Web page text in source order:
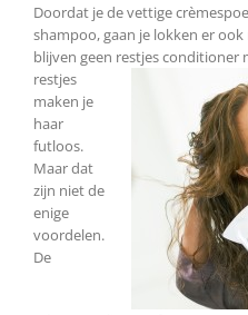
Doordat je de vettige
shampoo, gaan je lokken er
blijven geen restjes conditioner
restjes
maken je
haar
futloos.
Maar dat
zijn niet de
enige
voordelen.
De